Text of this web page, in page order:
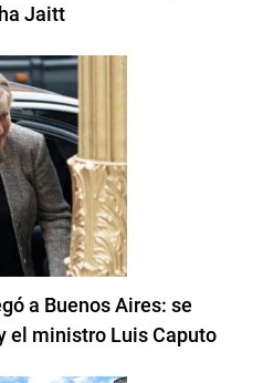
Jaitt
a Buenos Aires: se
el ministro Luis Caputo